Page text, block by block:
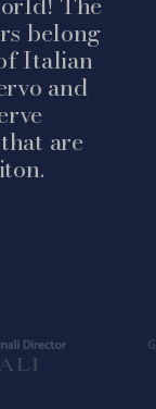
belong
Italian
and
are